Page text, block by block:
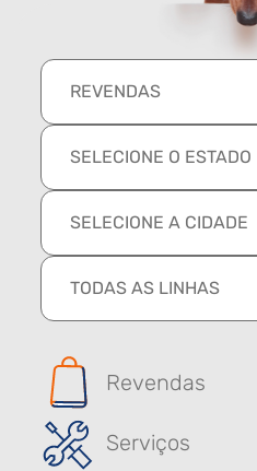
REVENDAS
SELECIONE O ESTADO
SELECIONE A CIDADE
TODAS AS LINHAS
Revendas
Serviços